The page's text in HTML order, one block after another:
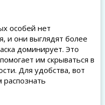
особей нет
и они выглядят более
доминирует. Это
им скрываться в
Для удобства, вот
распознать